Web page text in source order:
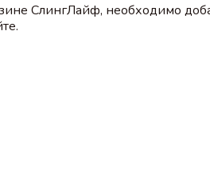
СлингЛайф, необходимо